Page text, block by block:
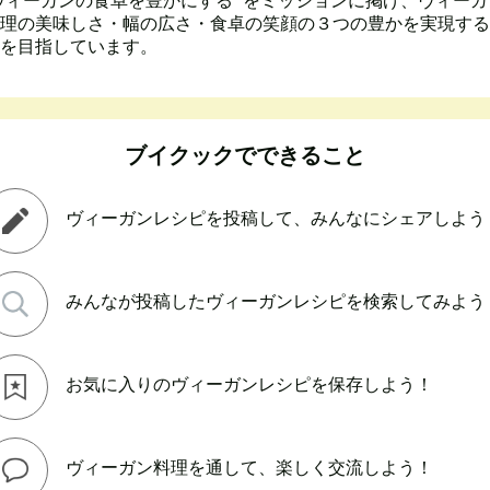
の美味しさ・幅の広さ・食卓の笑顔の３つの豊かを実現する
目指しています。
ブイクックでできること
ヴィーガンレシピを投稿して、みんなにシェアしよう
みんなが投稿したヴィーガンレシピを検索してみよう
お気に入りのヴィーガンレシピを保存しよう！
ヴィーガン料理を通して、楽しく交流しよう！